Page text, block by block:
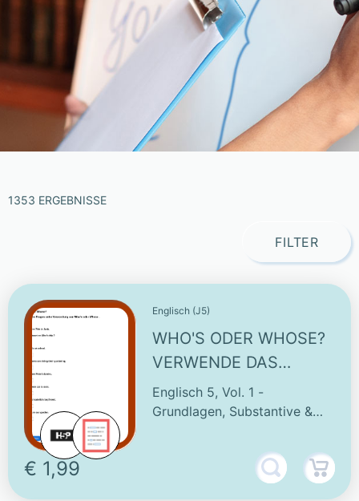
1353 ERGEBNISSE
FILTER
Englisch (J5)
WHO'S ODER WHOSE?
VERWENDE DAS
KORREKTE
FRAGEWORT!
Englisch 5, Vol. 1 -
Grundlagen, Substantive &
€ 1,99